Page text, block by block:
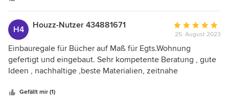
H4 Houzz-Nutzer 434881671
Bewertung:
5
von
5
25. August 2023
Einbauregale für Bücher auf Maß für Egts.Wohnung
gefertigt und eingebaut. Sehr kompetente Beratung , gute
Ideen , nachhaltige ,beste Materialien, zeitnahe
erfahrenen Fachpersonal. Verstehen Ihr Handwerk!!
Gefällt mir (1)